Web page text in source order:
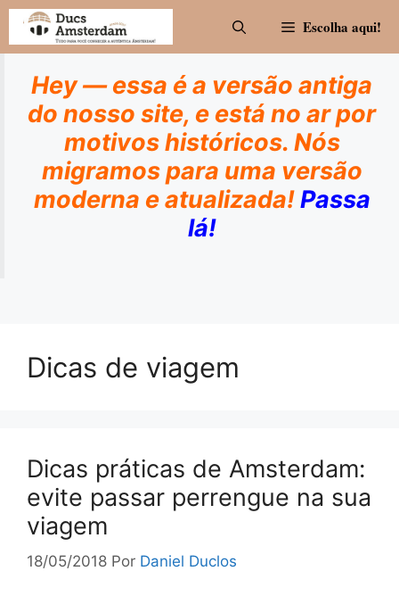
Pular
para
o
conteúdo
Escolha aqui!
Hey — essa é a versão antiga
do nosso site, e está no ar por
motivos históricos. Nós
migramos para uma versão
moderna e atualizada!Passa
lá!
Dicas de viagem
Dicas práticas de Amsterdam:
evite passar perrengue na sua
viagem
18/05/2018 Por Daniel Duclos